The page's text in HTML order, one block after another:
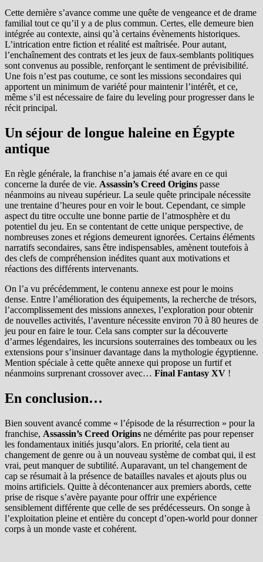
Cette dernière s’avance comme une quête de vengeance et de drame
familial tout ce qu’il y a de plus commun. Certes, elle demeure bien
intégrée au contexte, ainsi qu’à certains évènements historiques.
L’intrication entre fiction et réalité est maîtrisée. Pour autant,
l’enchaînement des contrats et les jeux de faux-semblants politiques
sont convenus au possible, renforçant le sentiment de prévisibilité.
Une fois n’est pas coutume, ce sont les missions secondaires qui
apportent un minimum de variété pour maintenir l’intérêt, et ce,
même s’il est nécessaire de faire du leveling pour progresser dans le
récit principal.
Un séjour de longue haleine en Égypte
antique
En règle générale, la franchise n’a jamais été avare en ce qui
concerne la durée de vie. Assassin’s Creed Origins passe
néanmoins au niveau supérieur. La seule quête principale nécessite
une trentaine d’heures pour en voir le bout. Cependant, ce simple
aspect du titre occulte une bonne partie de l’atmosphère et du
potentiel du jeu. En se contentant de cette unique perspective, de
nombreuses zones et régions demeurent ignorées. Certains éléments
narratifs secondaires, sans être indispensables, amènent toutefois à
des clefs de compréhension inédites quant aux motivations et
réactions des différents intervenants.
On l’a vu précédemment, le contenu annexe est pour le moins
dense. Entre l’amélioration des équipements, la recherche de trésors,
l’accomplissement des missions annexes, l’exploration pour obtenir
de nouvelles activités, l’aventure nécessite environ 70 à 80 heures de
jeu pour en faire le tour. Cela sans compter sur la découverte
d’armes légendaires, les incursions souterraines des tombeaux ou les
extensions pour s’insinuer davantage dans la mythologie égyptienne.
Mention spéciale à cette quête annexe qui propose un furtif et
néanmoins surprenant crossover avec… Final Fantasy XV !
En conclusion…
Bien souvent avancé comme « l’épisode de la résurrection » pour la
franchise, Assassin’s Creed Origins ne démérite pas pour repenser
les fondamentaux initiés jusqu’alors. En priorité, cela tient au
changement de genre ou à un nouveau système de combat qui, il est
vrai, peut manquer de subtilité. Auparavant, un tel changement de
cap se résumait à la présence de batailles navales et ajouts plus ou
moins artificiels. Quitte à décontenancer aux premiers abords, cette
prise de risque s’avère payante pour offrir une expérience
sensiblement différente que celle de ses prédécesseurs. On songe à
l’exploitation pleine et entière du concept d’open-world pour donner
corps à un monde vaste et cohérent.